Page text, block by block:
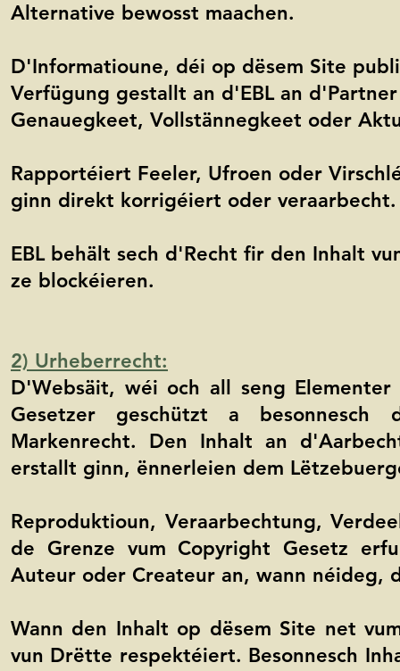
Alternative bewosst maachen.
D'Informatioune, déi op dësem Site
Verfügung gestallt an d'EBL an
Genauegkeet, Vollstännegkeet oder
Rapportéiert Feeler, Ufroen oder
ginn direkt korrigéiert oder veraarbecht.
EBL behält sech d'Recht fir den Inhalt
ze blockéieren.
2) Urheberrecht:
D'Websäit, wéi och all seng
Gesetzer geschützt a besonnesch
Markenrecht. Den Inhalt an
erstallt ginn, ënnerleien dem
Reproduktioun, Veraarbechtung,
de Grenze vum Copyright Gesetz
Auteur oder Createur an, wann néideg,
Wann den Inhalt op dësem Site net
vun Drëtte respektéiert. Besonnesch